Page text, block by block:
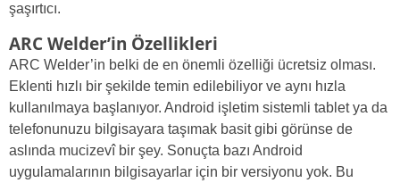
şaşırtıcı.
ARC Welder’in Özellikleri
ARC Welder’in belki de en önemli özelliği ücretsiz olması.
Eklenti hızlı bir şekilde temin edilebiliyor ve aynı hızla
kullanılmaya başlanıyor. Android işletim sistemli tablet ya da
telefonunuzu bilgisayara taşımak basit gibi görünse de
aslında mucizevî bir şey. Sonuçta bazı Android
uygulamalarının bilgisayarlar için bir versiyonu yok. Bu